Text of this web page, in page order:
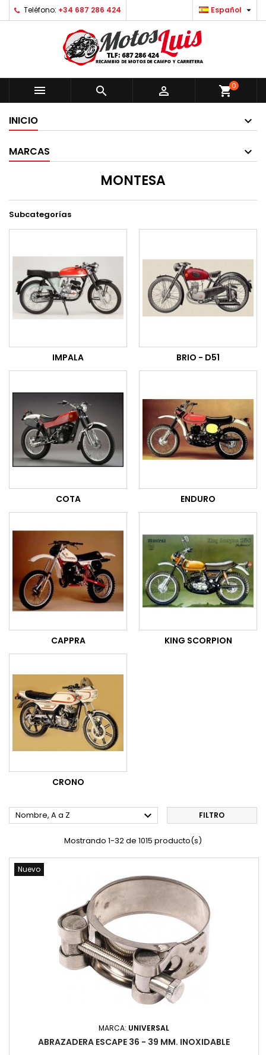
Teléfono: +34 687 286 424 Español 
   shopping_cart0
INICIO
MARCAS
MONTESA
Subcategorías
IMPALA BRIO - D51
COTA ENDURO
CAPPRA KING SCORPION
CRONO
Nombre, A a Z  FILTRO
Mostrando 1-32 de 1015 producto(s)
Nuevo
MARCA: UNIVERSAL
ABRAZADERA ESCAPE 36 - 39 MM. INOXIDABLE